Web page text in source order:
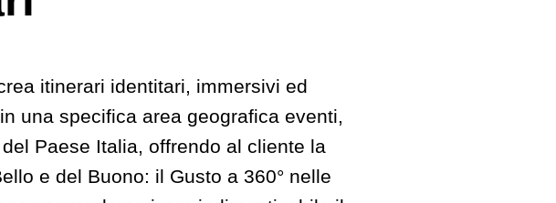
itinerari identitari, immersivi ed
una specifica area geografica eventi,
Paese Italia, offrendo al cliente la
e del Buono: il Gusto a 360° nelle